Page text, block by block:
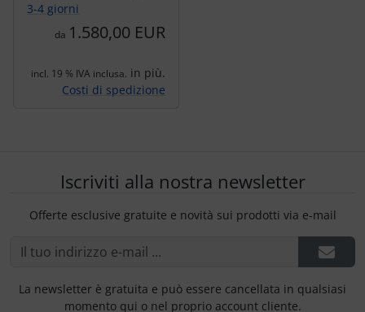
3-4 giorni
da 1.580,00 EUR
incl. 19 % IVA inclusa. in più.
Costi di spedizione
Iscriviti alla nostra newsletter
Offerte esclusive gratuite e novità sui prodotti via e-mail
La newsletter è gratuita e può essere cancellata in qualsiasi
momento qui o nel proprio account cliente.